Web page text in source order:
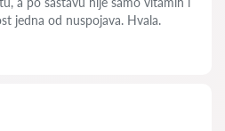
jedna od nuspojava. Hvala.